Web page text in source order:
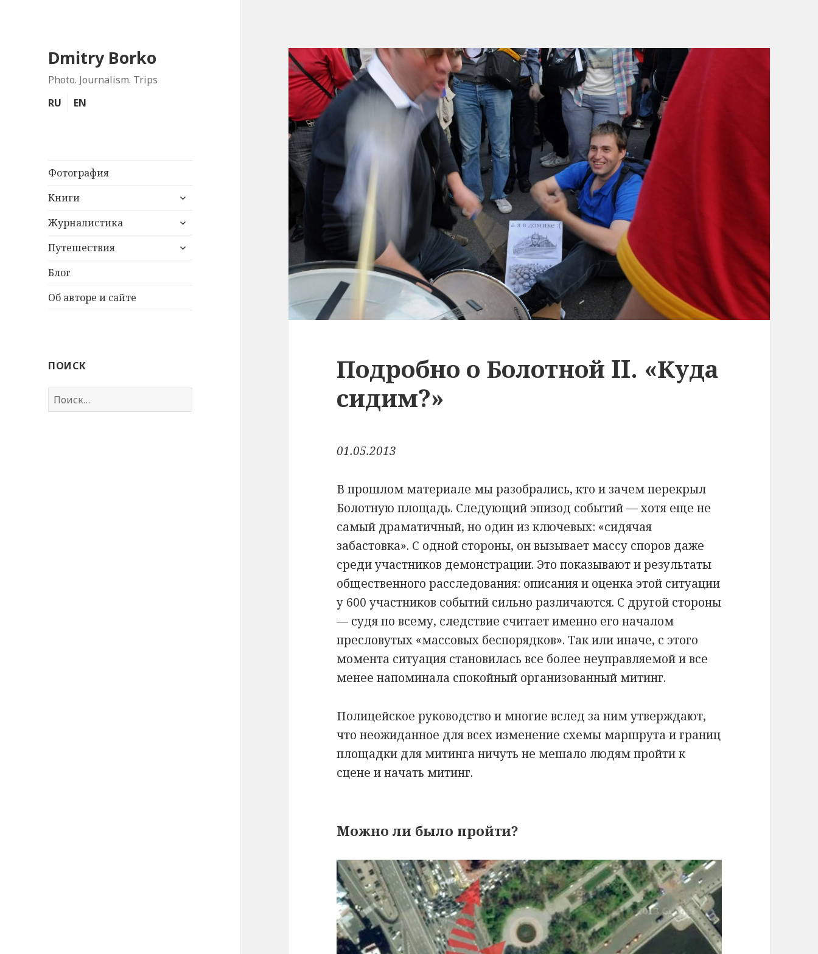
Dmitry Borko
Photo. Journalism. Trips
RU
EN
Фотография
Книги
раскрыть
меню
Журналистика
раскрыть
меню
Путешествия
раскрыть
Блог
Об авторе и сайте
ПОИСК
Найти:
Подробно о Болотной II. «Куда
сидим?»
01.05.2013
В прошлом материале мы разобрались, кто и зачем перекрыл
Болотную площадь. Следующий эпизод событий — хотя еще не
самый драматичный, но один из ключевых: «сидячая
забастовка». С одной стороны, он вызывает массу споров даже
среди участников демонстрации. Это показывают и результаты
общественного расследования: описания и оценка этой ситуации
у 600 участников событий сильно различаются. С другой стороны
— судя по всему, следствие считает именно его началом
пресловутых «массовых беспорядков». Так или иначе, с этого
момента ситуация становилась все более неуправляемой и все
менее напоминала спокойный организованный митинг.
Полицейское руководство и многие вслед за ним утверждают,
что неожиданное для всех изменение схемы маршрута и границ
площадки для митинга ничуть не мешало людям пройти к
сцене и начать митинг.
Можно ли было пройти?